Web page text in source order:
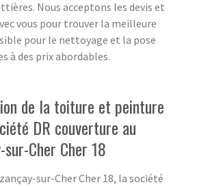
Nous acceptons les devis et
vous pour trouver la meilleure
pour le nettoyage et la pose
à des prix abordables.
de la toiture et peinture
DR couverture au
sur-Cher Cher 18
sur-Cher Cher 18, la société